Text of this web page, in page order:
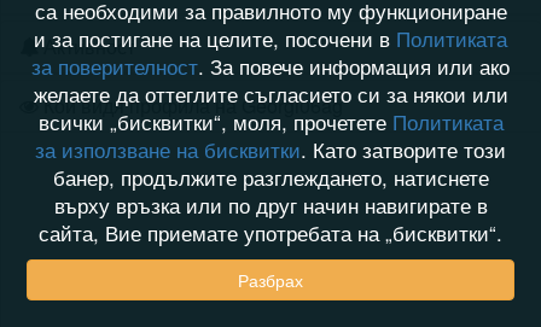
Активност
Кой видя профила на Georgi06ag
са необходими за правилното му функциониране
и за постигане на целите, посочени в Политиката
за поверителност. За повече информация или ако
желаете да оттеглите съгласието си за някои или
всички „бисквитки“, моля, прочетете Политиката
за използване на бисквитки. Като затворите този
банер, продължите разглеждането, натиснете
върху връзка или по друг начин навигирате в
сайта, Вие приемате употребата на „бисквитки“.
Разбрах